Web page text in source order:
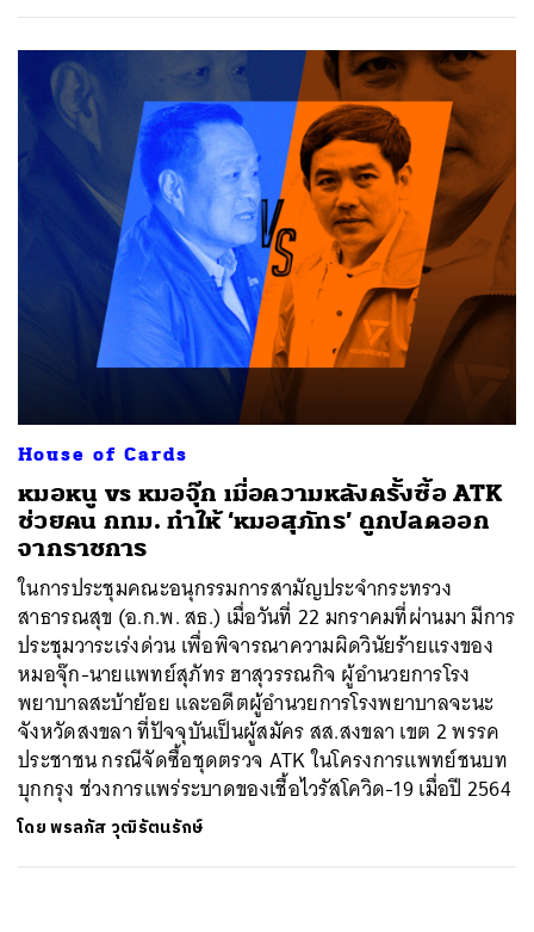
House of Cards
หมอหนู vs หมอจุ๊ก เมื่อความหลังครั้งซื้อ ATK
ช่วยคน กทม. ทำให้ ‘หมอสุภัทร’ ถูกปลดออก
จากราชการ
ในการประชุมคณะอนุกรรมการสามัญประจำกระทรวง
สาธารณสุข (อ.ก.พ. สธ.) เมื่อวันที่ 22 มกราคมที่ผ่านมา มีการ
ประชุมวาระเร่งด่วน เพื่อพิจารณาความผิดวินัยร้ายแรงของ
หมอจุ๊ก-นายแพทย์สุภัทร ฮาสุวรรณกิจ ผู้อำนวยการโรง
พยาบาลสะบ้าย้อย และอดีตผู้อำนวยการโรงพยาบาลจะนะ
จังหวัดสงขลา ที่ปัจจุบันเป็นผู้สมัคร สส.สงขลา เขต 2 พรรค
ประชาชน กรณีจัดซื้อชุดตรวจ ATK ในโครงการแพทย์ชนบท
บุกกรุง ช่วงการแพร่ระบาดของเชื้อไวรัสโควิด-19 เมื่อปี 2564
โดยพรลภัส วุฒิรัตนรักษ์